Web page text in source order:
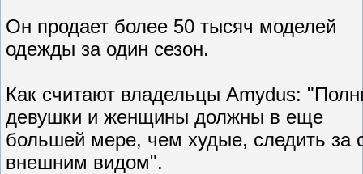
Он продает более 50 тысяч моделей
одежды за один сезон.
Как считают владельцы Amydus:
девушки и женщины должны в еще
большей мере, чем худые, следить за
внешним видом".